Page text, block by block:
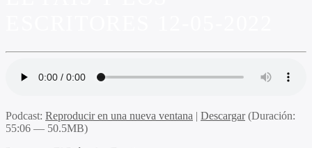
Podcast: Reproducir en una nueva ventana | Descargar(Duración:
55:06 — 50.5MB)